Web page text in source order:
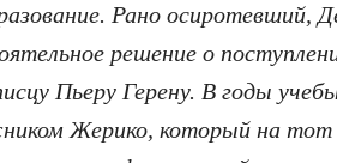
Рано осиротевший,
решение о
Пьеру Герену. В годы
Жерико, который на тот